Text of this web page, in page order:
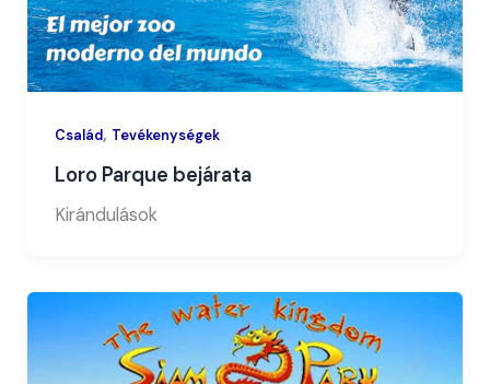
Család, Tevékenységek
Loro Parque bejárata
Kirándulások